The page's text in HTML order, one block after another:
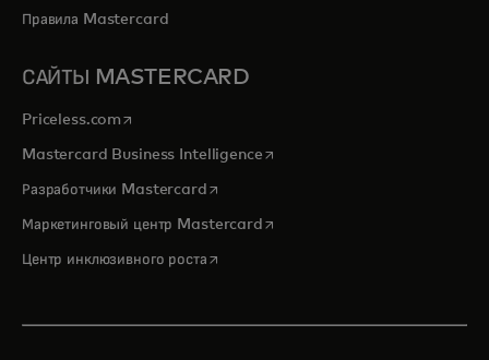
Правила Mastercard
САЙТЫ MASTERCARD
Priceless.com opens in a new tab
Mastercard Business Intelligenceopens in a new tab
Разработчики Mastercardopens in a new tab
Маркетинговый центр Mastercardopens in a new tab
Центр инклюзивного ростаopens in a new tab